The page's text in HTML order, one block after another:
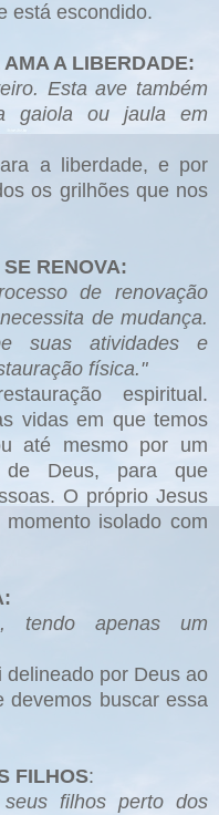
está escondido.
A LIBERDADE:
Esta ave também
gaiola ou jaula em
a liberdade, e por
os grilhões que nos
RENOVA:
de renovação
de mudança.
suas atividades e
física."
espiritual.
vidas em que temos
até mesmo por um
Deus, para que
O próprio Jesus
isolado com
tendo apenas um
por Deus ao
devemos buscar essa
FILHOS:
filhos perto dos